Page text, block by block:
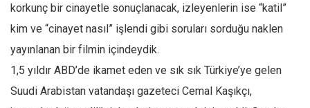
Sağlık
Gıda-Beslenme
Hayat
Türkiye
korkunç bir cinayetle sonuçlanacak, izleyenlerin ise “katil”
kim ve “cinayet nasıl” işlendi gibi soruları sorduğu naklen
yayınlanan bir filmin içindeydik.
1,5 yıldır ABD’de ikamet eden ve sık sık Türkiye’ye gelen
Suudi Arabistan vatandaşı gazeteci Cemal Kaşıkçı,